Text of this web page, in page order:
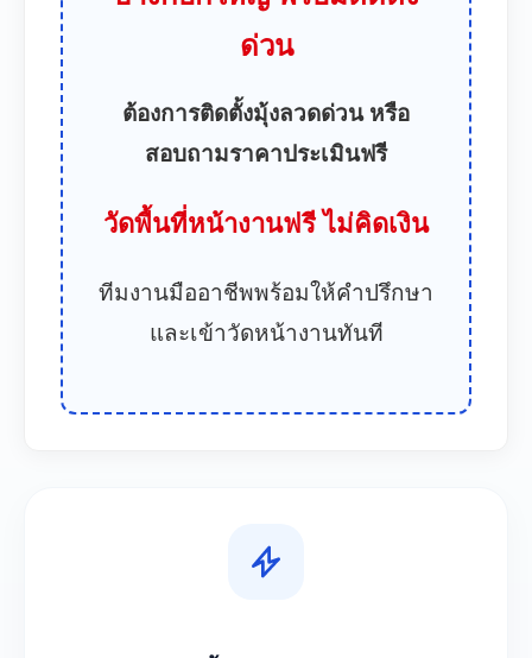
ด่วน
ต้องการติดตั้งมุ้งลวดด่วน หรือ
สอบถามราคาประเมินฟรี
วัดพื้นที่หน้างานฟรี ไม่คิดเงิน
ทีมงานมืออาชีพพร้อมให้คำปรึกษา
และเข้าวัดหน้างานทันที